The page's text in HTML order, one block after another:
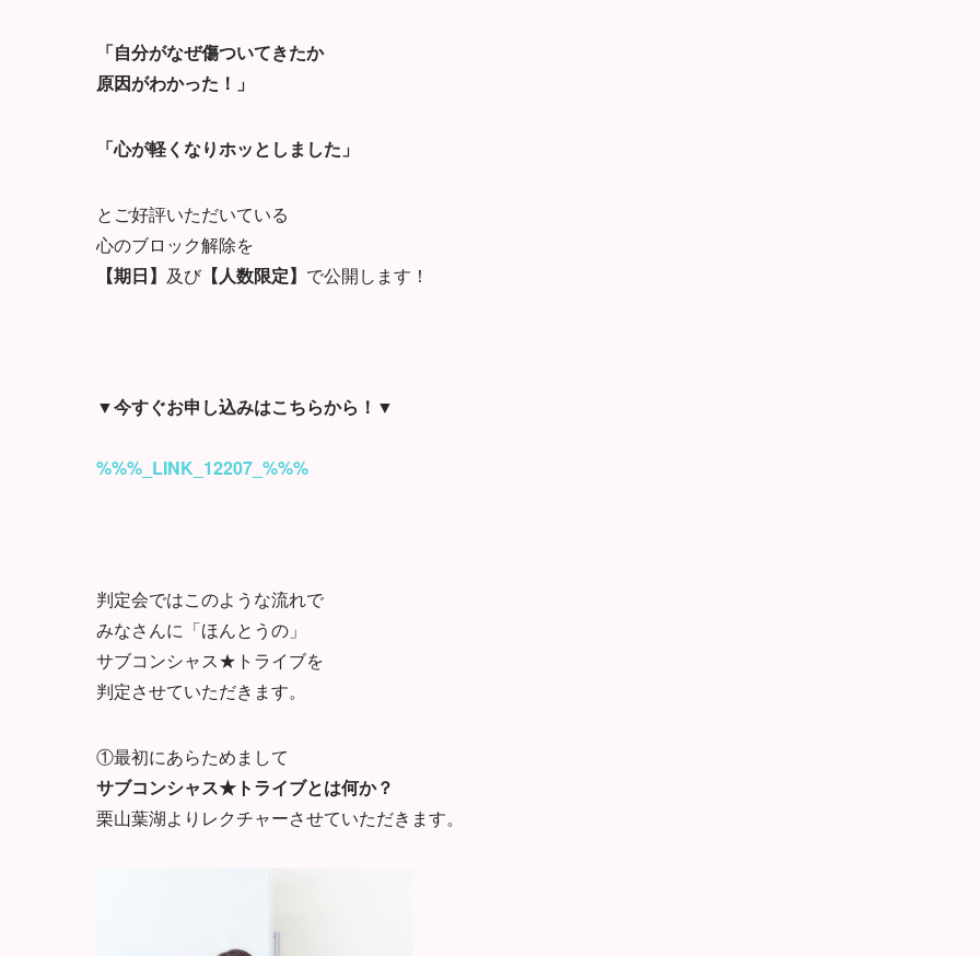
「自分がなぜ傷ついてきたか
原因がわかった！」
「心が軽くなりホッとしました」
とご好評いただいている
心のブロック解除を
【期日】 及び【人数限定】 で公開します！
▼今すぐお申し込みはこちらから！▼
%%%_LINK_12207_%%%
判定会ではこのような流れで
みなさんに「ほんとうの」
サブコンシャス★トライブを
判定させていただきます。
①最初にあらためまして
サブコンシャス★トライブとは何か？
栗山葉湖よりレクチャーさせていただきます。